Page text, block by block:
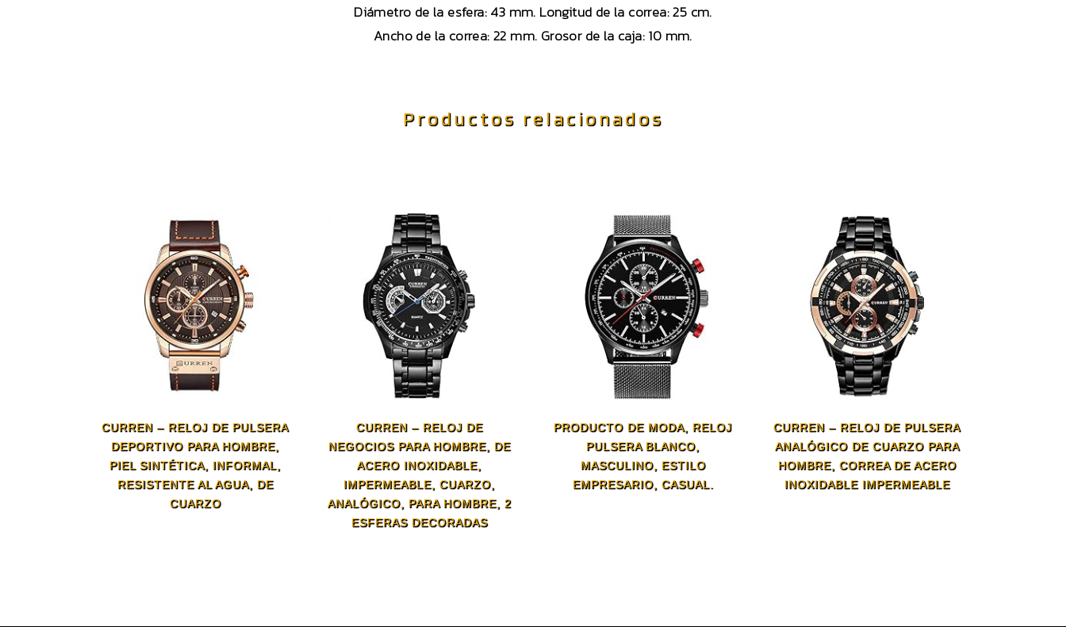
Diámetro de la esfera: 43 mm. Longitud de la correa: 25 cm.
Ancho de la correa: 22 mm. Grosor de la caja: 10 mm.
Productos relacionados
CURREN – RELOJ DE PULSERA
DEPORTIVO PARA HOMBRE,
PIEL SINTÉTICA, INFORMAL,
RESISTENTE AL AGUA, DE
CUARZO
CURREN – RELOJ DE
NEGOCIOS PARA HOMBRE, DE
ACERO INOXIDABLE,
IMPERMEABLE, CUARZO,
ANALÓGICO, PARA HOMBRE, 2
ESFERAS DECORADAS
PRODUCTO DE MODA, RELOJ
PULSERA BLANCO,
MASCULINO, ESTILO
EMPRESARIO, CASUAL.
CURREN – RELOJ DE PULSERA
ANALÓGICO DE CUARZO PARA
HOMBRE, CORREA DE ACERO
INOXIDABLE IMPERMEABLE